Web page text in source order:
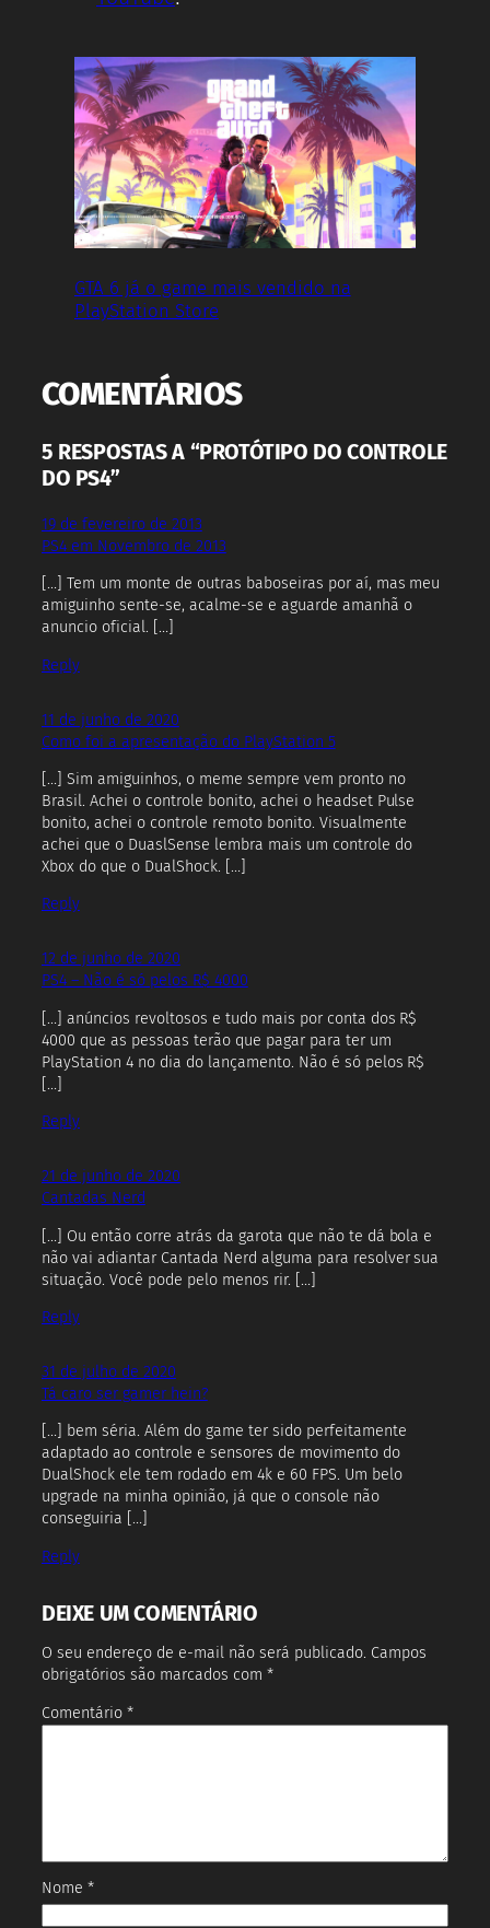
GTA 6 já o game mais vendido na
PlayStation Store
COMENTÁRIOS
5 RESPOSTAS A “PROTÓTIPO DO CONTROLE
DO PS4”
19 de fevereiro de 2013
PS4 em Novembro de 2013
[…] Tem um monte de outras baboseiras por aí, mas meu
amiguinho sente-se, acalme-se e aguarde amanhã o
anuncio oficial. […]
Reply
11 de junho de 2020
Como foi a apresentação do PlayStation 5
[…] Sim amiguinhos, o meme sempre vem pronto no
Brasil. Achei o controle bonito, achei o headset Pulse
bonito, achei o controle remoto bonito. Visualmente
achei que o DuaslSense lembra mais um controle do
Xbox do que o DualShock. […]
Reply
12 de junho de 2020
PS4 – Não é só pelos R$ 4000
[…] anúncios revoltosos e tudo mais por conta dos R$
4000 que as pessoas terão que pagar para ter um
PlayStation 4 no dia do lançamento. Não é só pelos R$
[…]
Reply
21 de junho de 2020
Cantadas Nerd
[…] Ou então corre atrás da garota que não te dá bola e
não vai adiantar Cantada Nerd alguma para resolver sua
situação. Você pode pelo menos rir. […]
Reply
31 de julho de 2020
Tá caro ser gamer hein?
[…] bem séria. Além do game ter sido perfeitamente
adaptado ao controle e sensores de movimento do
DualShock ele tem rodado em 4k e 60 FPS. Um belo
upgrade na minha opinião, já que o console não
conseguiria […]
Reply
DEIXE UM COMENTÁRIO
O seu endereço de e-mail não será publicado. Campos
obrigatórios são marcados com *
Comentário *
Nome *